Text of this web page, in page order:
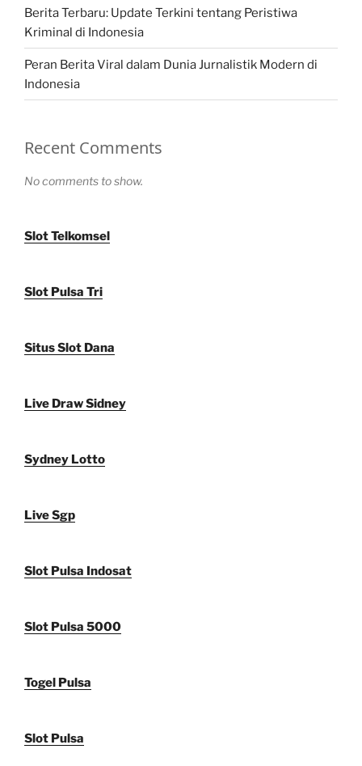
Berita Terbaru: Update Terkini tentang Peristiwa
Kriminal di Indonesia
Peran Berita Viral dalam Dunia Jurnalistik Modern di
Indonesia
Recent Comments
No comments to show.
Slot Telkomsel
Slot Pulsa Tri
Situs Slot Dana
Live Draw Sidney
Sydney Lotto
Live Sgp
Slot Pulsa Indosat
Slot Pulsa 5000
Togel Pulsa
Slot Pulsa